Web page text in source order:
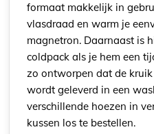
formaat makkelijk in
vlasdraad en warm je
magnetron. Daarnaast is
coldpack als je hem een
zo ontworpen dat de
wordt geleverd in een
verschillende hoezen in
kussen los te bestellen.